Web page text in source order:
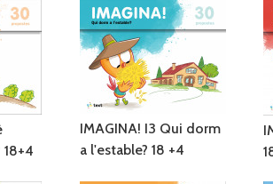
IMAGINA! I3 Qui dorm
a l'estable? 18 +4